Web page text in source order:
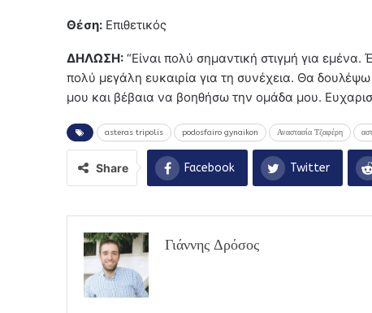
Θέση: Επιθετικός
ΔΗΛΩΣΗ: “Είναι πολύ σημαντική στιγμή για
πολύ μεγάλη ευκαιρία για τη συνέχεια. Θα
μου και βέβαια να βοηθήσω την ομάδα μου.
asteras tripolis podosfairo gynaikon Αναστασία Τζαφέρη
Share Facebook Twitter
Γιάννης Δρόσος